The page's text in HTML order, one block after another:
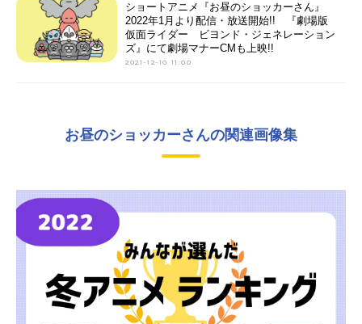
ショートアニメ『お昼のショッカーさん』
2022年1月より配信・放送開始!! 『劇場版
仮面ライダー ビヨンド・ジェネレーション
ズ』にて劇場マナーCMも上映!!
2021-12-10 11:00
お昼のショッカーさんの関連画像集